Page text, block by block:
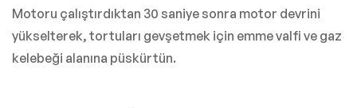
Motoru çalıştırdıktan 30 saniye sonra motor devrini
yükselterek, tortuları gevşetmek için emme valfi ve gaz
kelebeği alanına püskürtün.